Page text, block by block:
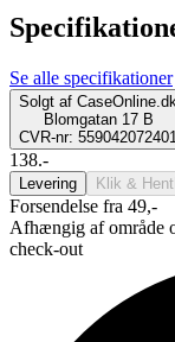
Se alle specifikationer
Solgt af CaseOnline.dk
Blomgatan 17 B
CVR-nr: 559042072401
138.-
Levering Klik & Hent
Forsendelse fra 49,-
Afhængig af område
check-out